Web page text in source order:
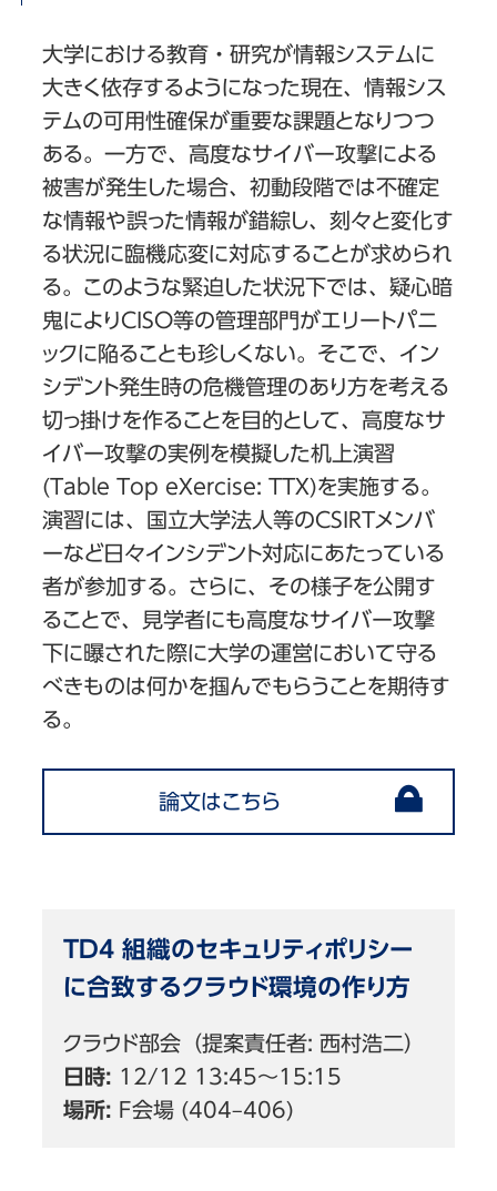
大学における教育・研究が情報システムに
大きく依存するようになった現在、情報シス
テムの可用性確保が重要な課題となりつつ
ある。一方で、高度なサイバー攻撃による
被害が発生した場合、初動段階では不確定
な情報や誤った情報が錯綜し、刻々と変化す
る状況に臨機応変に対応することが求められ
る。このような緊迫した状況下では、疑心暗
鬼によりCISO等の管理部門がエリートパニ
ックに陥ることも珍しくない。そこで、イン
シデント発生時の危機管理のあり方を考える
切っ掛けを作ることを目的として、高度なサ
イバー攻撃の実例を模擬した机上演習
(Table Top eXercise: TTX)を実施する。
演習には、国立大学法人等のCSIRTメンバ
ーなど日々インシデント対応にあたっている
者が参加する。さらに、その様子を公開す
ることで、見学者にも高度なサイバー攻撃
下に曝された際に大学の運営において守る
べきものは何かを掴んでもらうことを期待す
る。
論文はこちら
TD4 組織のセキュリティポリシー
に合致するクラウド環境の作り方
クラウド部会（提案責任者: 西村浩二）
日時: 12/12 13:45〜15:15
場所: F会場 (404–406)